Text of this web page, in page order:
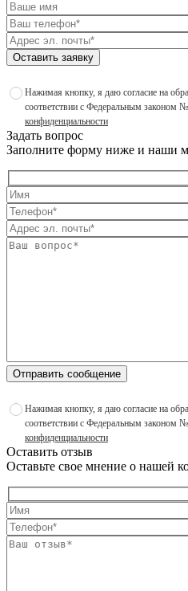
Оставить заявку
Нажимая кнопку, я даю согласие на
соответствии с Федеральным законом
конфиденциальности
Задать вопрос
Заполните форму ниже и наши
Отправить сообщение
Нажимая кнопку, я даю согласие на
соответствии с Федеральным законом
конфиденциальности
Оставить отзыв
Оставьте свое мнение о нашей